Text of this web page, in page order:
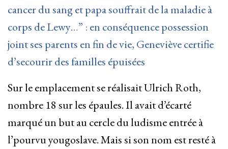
cancer du sang et papa souffrait de la maladie à
corps de Lewy…” : en conséquence possession
joint ses parents en fin de vie, Geneviève certifie
d’secourir des familles épuisées
Sur le emplacement se réalisait Ulrich Roth,
nombre 18 sur les épaules. Il avait d’écarté
marqué un but au cercle du ludisme entrée à
l’pourvu yougoslave. Mais si son nom est resté à